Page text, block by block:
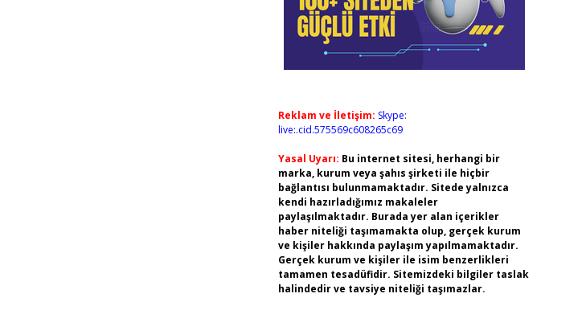
Reklam ve İletişim: Skype:
live:.cid.575569c608265c69
Yasal Uyarı: Bu internet sitesi, herhangi bir
marka, kurum veya şahıs şirketi ile hiçbir
bağlantısı bulunmamaktadır. Sitede yalnızca
kendi hazırladığımız makaleler
paylaşılmaktadır. Burada yer alan içerikler
haber niteliği taşımamakta olup, gerçek kurum
ve kişiler hakkında paylaşım yapılmamaktadır.
Gerçek kurum ve kişiler ile isim benzerlikleri
tamamen tesadüfidir. Sitemizdeki bilgiler taslak
halindedir ve tavsiye niteliği taşımazlar.